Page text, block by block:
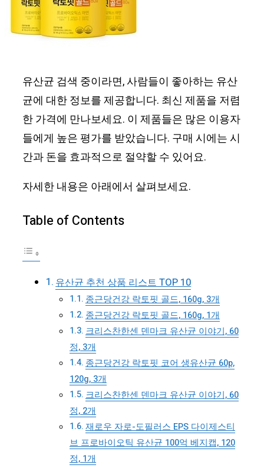
유산균 검색 중이라면, 사람들이 좋아하는 유산
균에 대한 정보를 제공합니다. 최신 제품을 저렴
한 가격에 만나보세요. 이 제품들은 많은 이용자
들에게 높은 평가를 받았습니다. 구매 시에는 시
간과 돈을 효과적으로 절약할 수 있어요.
자세한 내용은 아래에서 살펴보세요.
Table of Contents
유산균 추천 상품 리스트 TOP 10
종근당건강 락토핏 골드, 160g, 3개
종근당건강 락토핏 골드, 160g, 1개
크리스찬한센 덴마크 유산균 이야기, 60
정, 3개
종근당건강 락토핏 코어 생유산균 60p,
120g, 3개
크리스찬한센 덴마크 유산균 이야기, 60
정, 2개
재로우 자로-도필러스 EPS 다이제스티
브 프로바이오틱 유산균 100억 베지캡, 120
정, 1개